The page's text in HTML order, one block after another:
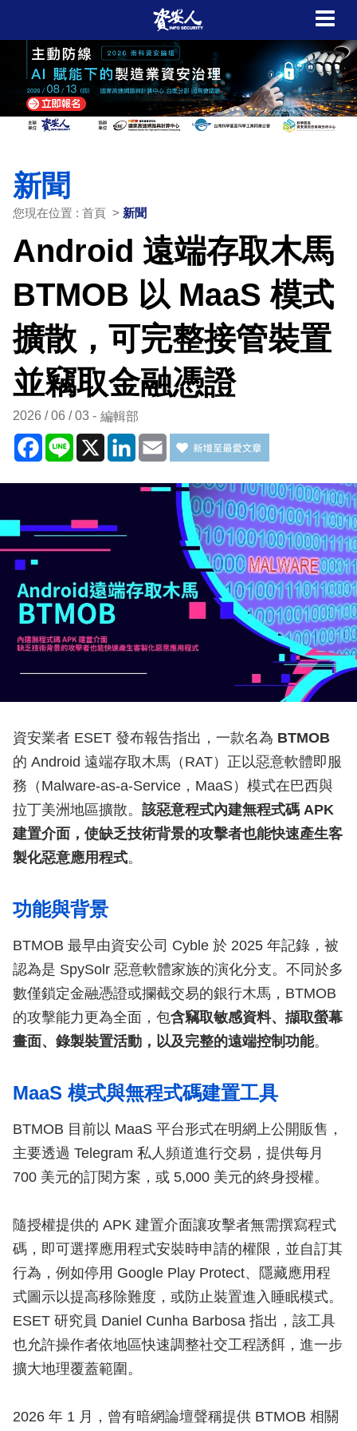
新聞
您現在位置 : 首頁 > 新聞
Android 遠端存取木馬
BTMOB 以 MaaS 模式
擴散，可完整接管裝置
並竊取金融憑證
2026 / 06 / 03 編輯部
Facebook
Line X LinkedIn
Email
資安業者 ESET 發布報告指出，一款名為 BTMOB
的 Android 遠端存取木馬（RAT）正以惡意軟體即服
務（Malware-as-a-Service，MaaS）模式在巴西與
拉丁美洲地區擴散。 該惡意程式內建無程式碼 APK
建置介面，使缺乏技術背景的攻擊者也能快速產生客
製化惡意應用程式。
功能與背景
BTMOB 最早由資安公司 Cyble 於 2025 年記錄，被
認為是 SpySolr 惡意軟體家族的演化分支。不同於多
數僅鎖定金融憑證或攔截交易的銀行木馬，BTMOB
的攻擊能力更為全面，包含竊取敏感資料、擷取螢幕
畫面、錄製裝置活動，以及完整的遠端控制功能。
MaaS 模式與無程式碼建置工具
BTMOB 目前以 MaaS 平台形式在明網上公開販售，
主要透過 Telegram 私人頻道進行交易，提供每月
700 美元的訂閱方案，或 5,000 美元的終身授權。
隨授權提供的 APK 建置介面讓攻擊者無需撰寫程式
碼，即可選擇應用程式安裝時申請的權限，並自訂其
行為，例如停用 Google Play Protect、隱藏應用程
式圖示以提高移除難度，或防止裝置進入睡眠模式。
ESET 研究員 Daniel Cunha Barbosa 指出，該工具
也允許操作者依地區快速調整社交工程誘餌，進一步
擴大地理覆蓋範圍。
2026 年 1 月，曾有暗網論壇聲稱提供 BTMOB 相關